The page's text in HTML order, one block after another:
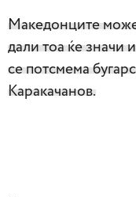
Македонците
дали тоа ќе значи
се потсмема
Каракачанов.